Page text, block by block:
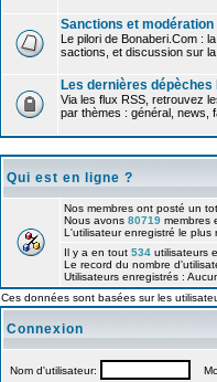
Sanctions et modération
Le pilori de Bonaberi.Com :
sactions, et discussion sur la
Les dernières dépèches
Via les flux RSS, retrouvez
par thèmes : général, news,
Qui est en ligne ?
Nos membres ont posté un
Nous avons 80719 membres
L'utilisateur enregistré le plus
Il y a en tout 534 utilisateurs
Le record du nombre
Utilisateurs enregistrés :
Ces données sont basées sur les
Connexion
Nom d'utilisateur: